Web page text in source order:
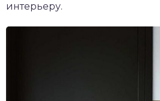
интерьеру.